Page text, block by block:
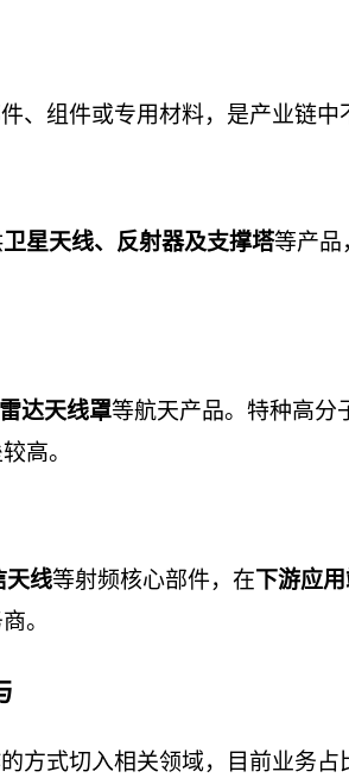
、组件或专用材料，是产业链中
卫星天线、反射器及支撑塔等产品
雷达天线罩等航天产品。特种高分
高。
天线等射频核心部件，在下游应
。
方式切入相关领域，目前业务占